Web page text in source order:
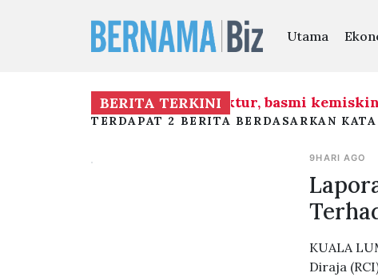
Utama
BERITA TERKINI
pembangunan infrastruktur, basmi
TERDAPAT 2 BERITA BERDASARKAN
9HARI AGO
KUALA
Diraja